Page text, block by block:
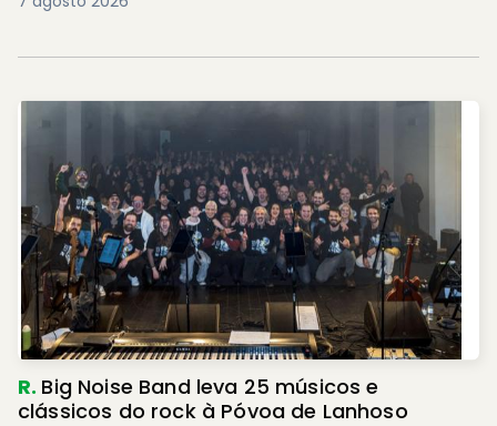
R. Big Noise Band leva 25 músicos e
clássicos do rock à Póvoa de Lanhoso